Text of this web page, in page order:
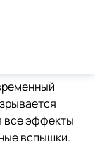
все эффекты
вспышки.